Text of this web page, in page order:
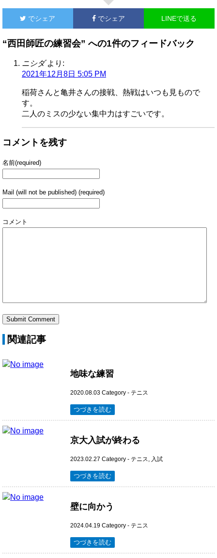
でシェア でシェア LINEで送る
“西田師匠の練習会” への1件のフィードバック
ニシダ より:
2021年12月8日 5:05 PM
稲荷さんと亀井さんの接戦、熱戦はいつも見もので
す。
二人のミスの少ない集中力はすごいです。
コメントを残す
名前(required)
Mail (will not be published) (required)
コメント
関連記事
地味な練習
2020.08.03 Category - テニス
つづきを読む
京大入試が終わる
2023.02.27 Category - テニス 入試
つづきを読む
壁に向かう
2024.04.19 Category - テニス
つづきを読む